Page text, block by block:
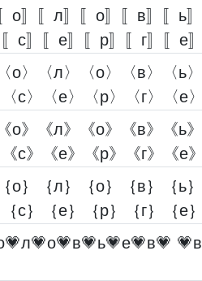
〚о〛〚л〛〚о〛〚в〛〚ь
〚с〛〚е〛〚р〛〚г〛〚е
〈о〉〈л〉〈о〉〈в〉〈ь
〈с〉〈е〉〈р〉〈г〉〈е
《о》《л》《о》《в》《ь
《с》《е》《р》《г》《е
｛о｝｛л｝｛о｝｛в｝｛ь
｛с｝｛е｝｛р｝｛г｝｛е